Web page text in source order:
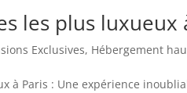
les plus luxueux
Exclusives, Hébergement
à Paris : Une expérience